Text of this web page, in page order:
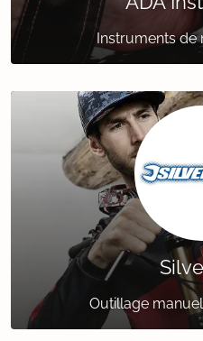
Instruments de
Outillage